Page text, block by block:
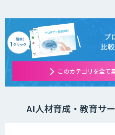
プ
比
このカテゴリを全て
AI人材育成・教育サ